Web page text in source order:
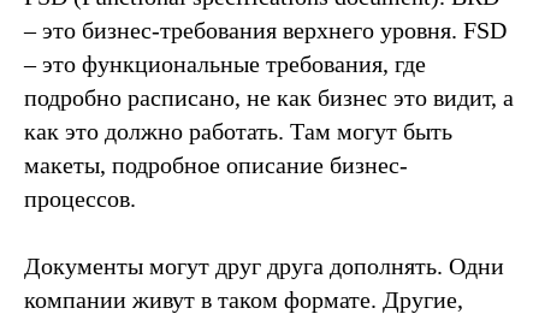
– это бизнес-требования верхнего уровня. FSD
– это функциональные требования, где
подробно расписано, не как бизнес это видит, а
как это должно работать. Там могут быть
макеты, подробное описание бизнес-
процессов.
Документы могут друг друга дополнять. Одни
компании живут в таком формате. Другие,